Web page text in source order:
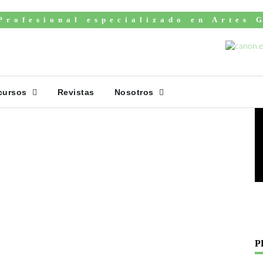
especializado en Artes
Revistas Nosotros